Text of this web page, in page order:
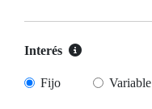
Interés
Fijo Variable